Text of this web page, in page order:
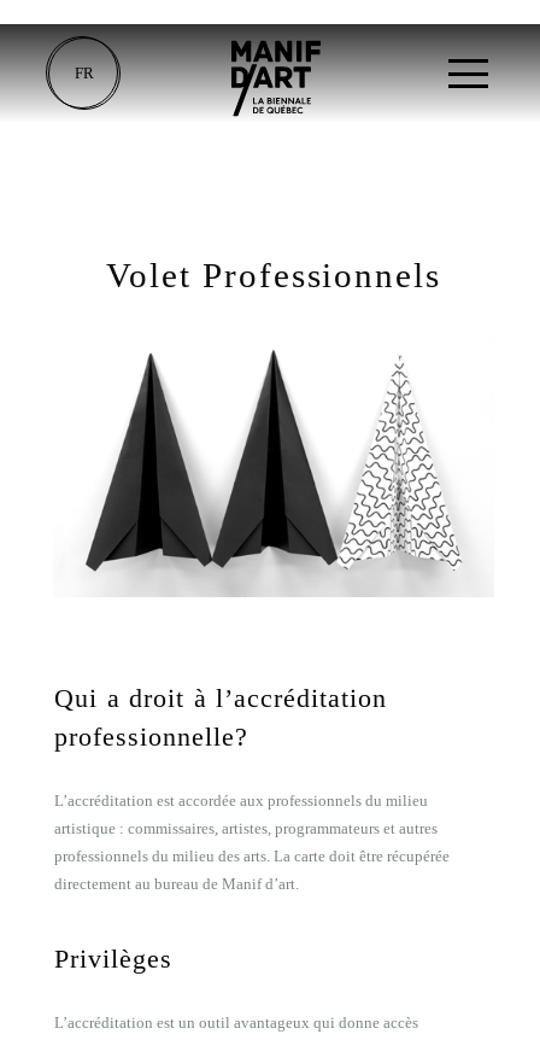
FR
Volet Professionnels
Qui a droit à l’accréditation
professionnelle?
L’accréditation est accordée aux professionnels du milieu
artistique : commissaires, artistes, programmateurs et autres
professionnels du milieu des arts. La carte doit être récupérée
directement au bureau de Manif d’art.
Privilèges
L’accréditation est un outil avantageux qui donne accès